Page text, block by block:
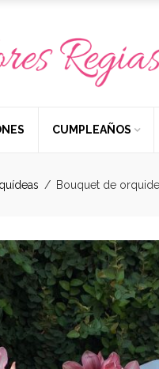
CUMPLEAÑOS
/ Bouquet de